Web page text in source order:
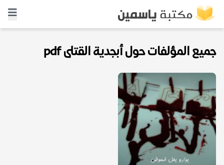
جميع المؤلفات حول أبجدية القتلى pdf